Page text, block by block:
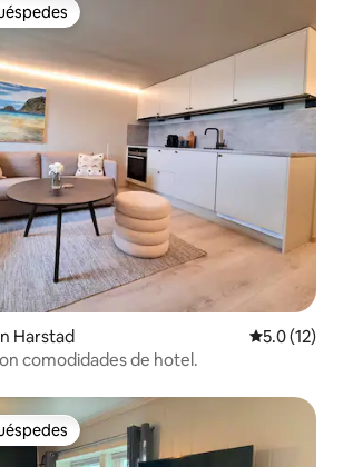
Harstad Calificación
5.0 (12)
comodidades de hotel.